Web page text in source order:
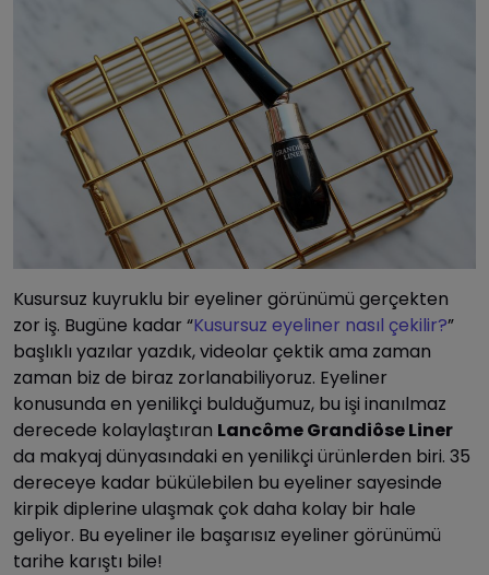
Kusursuz kuyruklu bir eyeliner görünümü gerçekten
zor iş. Bugüne kadar “Kusursuz eyeliner nasıl çekilir?”
başlıklı yazılar yazdık, videolar çektik ama zaman
zaman biz de biraz zorlanabiliyoruz. Eyeliner
konusunda en yenilikçi bulduğumuz, bu işi inanılmaz
derecede kolaylaştıran Lancôme Grandiôse Liner
da makyaj dünyasındaki en yenilikçi ürünlerden biri. 35
dereceye kadar bükülebilen bu eyeliner sayesinde
kirpik diplerine ulaşmak çok daha kolay bir hale
geliyor. Bu eyeliner ile başarısız eyeliner görünümü
tarihe karıştı bile!